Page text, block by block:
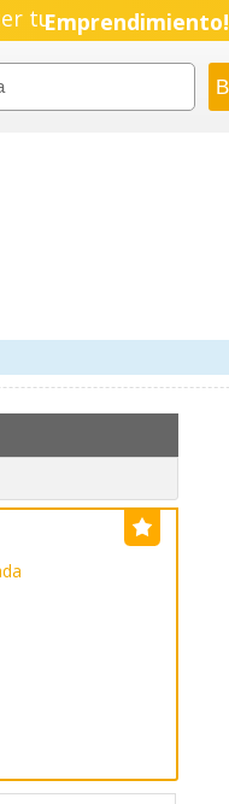
tuEmprendimiento!